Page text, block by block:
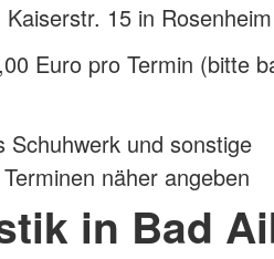
15 in Rosenheim
Euro pro Termin (bitte
Schuhwerk und sonstige
näher angeben
in Bad